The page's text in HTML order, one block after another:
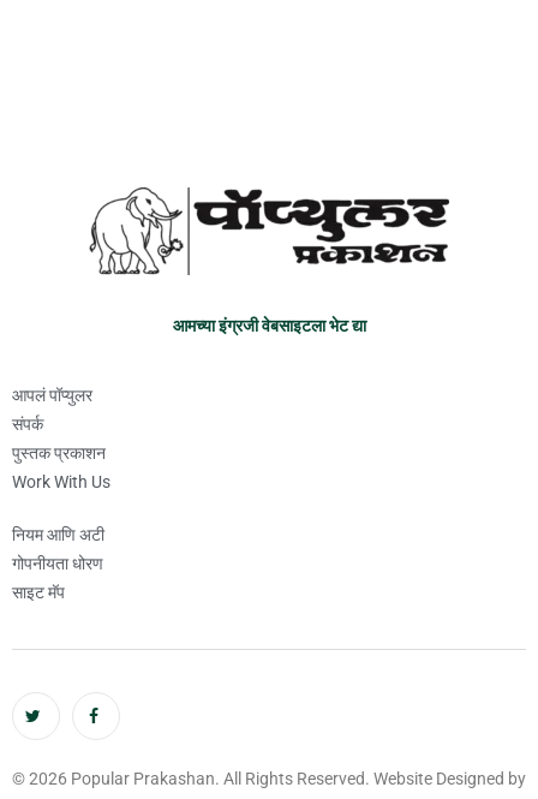
आमच्या इंग्रजी वेबसाइटला भेट द्या
आपलं पॉप्युलर
संपर्क
पुस्तक प्रकाशन
Work With Us
नियम आणि अटी
गोपनीयता धोरण
साइट मॅप
© 2026 Popular Prakashan. All Rights Reserved. Website Designed by